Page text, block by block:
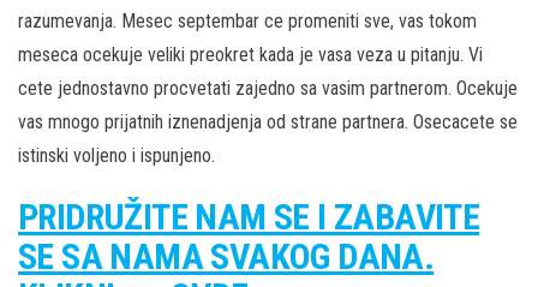
razumevanja. Mesec septembar ce promeniti sve, vas tokom
meseca ocekuje veliki preokret kada je vasa veza u pitanju. Vi
cete jednostavno procvetati zajedno sa vasim partnerom. Ocekuje
vas mnogo prijatnih iznenadjenja od strane partnera. Osecacete se
istinski voljeno i ispunjeno.
PRIDRUŽITE NAM SE I ZABAVITE
SE SA NAMA SVAKOG DANA.